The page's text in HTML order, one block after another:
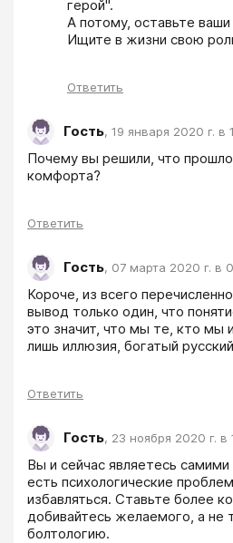
герой".
А потому, оставьте
Ищите в жизни свою
Ответить
Гость, 19 января 2020 г. в
Почему вы решили, что
комфорта?
Ответить
Гость, 07 марта 2020 г. в
Короче, из всего
вывод только один, что
это значит, что мы те, кто мы
лишь иллюзия, богатый
Ответить
Гость, 23 ноября 2020 г. в
Вы и сейчас являетесь
есть психологические
избавляться. Ставьте более
добивайтесь желаемого, а не
болтологию.